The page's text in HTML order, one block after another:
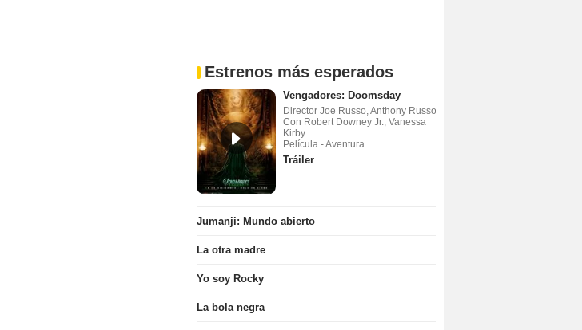
Estrenos más esperados
Vengadores: Doomsday
Director Joe Russo, Anthony Russo
Con Robert Downey Jr., Vanessa
Kirby
Película - Aventura
Tráiler
Jumanji: Mundo abierto
La otra madre
Yo soy Rocky
La bola negra